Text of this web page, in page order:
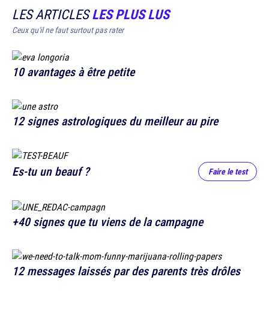
LES ARTICLESLES PLUS LUS
Ceux qu'il ne faut surtout pas rater
10 avantages à être petite
12 signes astrologiques du meilleur au pire
12 messages laissés par des parents très drôles
Es-tu un beauf ? Faire le test
+40 signes que tu viens de la campagne